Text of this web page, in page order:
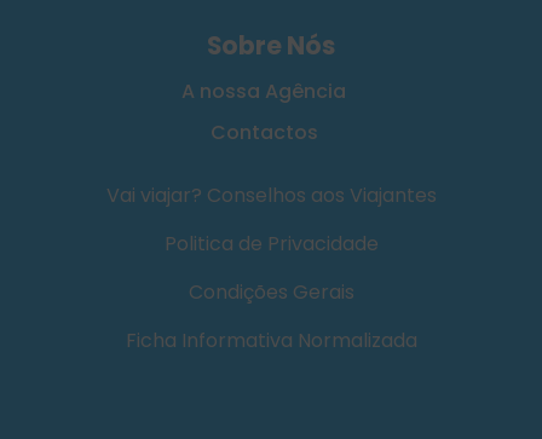
Sobre Nós
A nossa Agência
Contactos
Vai viajar? Conselhos aos Viajantes
Politica de Privacidade
Condições Gerais
Ficha Informativa Normalizada